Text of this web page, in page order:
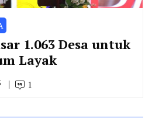
1.063 Desa untuk
Layak
1